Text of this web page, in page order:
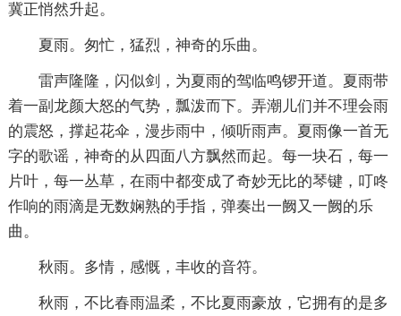
冀正悄然升起。
夏雨。匆忙，猛烈，神奇的乐曲。
雷声隆隆，闪似剑，为夏雨的驾临鸣锣开道。夏雨带
着一副龙颜大怒的气势，瓢泼而下。弄潮儿们并不理会雨
的震怒，撑起花伞，漫步雨中，倾听雨声。夏雨像一首无
字的歌谣，神奇的从四面八方飘然而起。每一块石，每一
片叶，每一丛草，在雨中都变成了奇妙无比的琴键，叮咚
作响的雨滴是无数娴熟的手指，弹奏出一阙又一阙的乐
曲。
秋雨。多情，感慨，丰收的音符。
秋雨，不比春雨温柔，不比夏雨豪放，它拥有的是多